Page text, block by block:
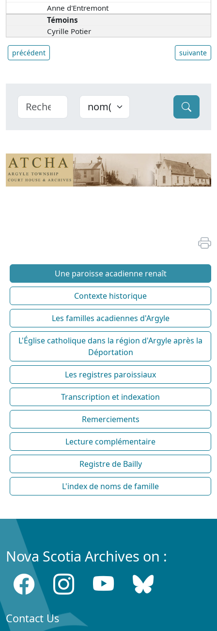
Anne d'Entremont
Témoins
Cyrille Potier
précédent suivante
Une paroisse acadienne renaît
Contexte historique
Les familles acadiennes d'Argyle
L'Église catholique dans la région d'Argyle après la
Déportation
Les registres paroissiaux
Transcription et indexation
Remerciements
Lecture complémentaire
Registre de Bailly
L'index de noms de famille
Nova Scotia Archives on :
Contact Us